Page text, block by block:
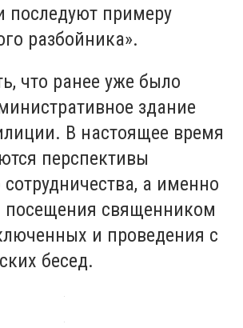
последуют примеру
разбойника».
что ранее уже было
здание
В настоящее время
перспективы
а именно
посещения священником
и проведения с
бесед.